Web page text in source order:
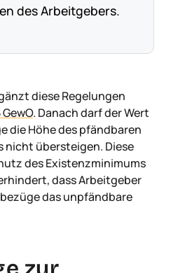
des Arbeitgebers.
diese Regelungen
. Danach darf der Wert
die Höhe des pfändbaren
nicht übersteigen. Diese
des Existenzminimums
dass Arbeitgeber
das unpfändbare